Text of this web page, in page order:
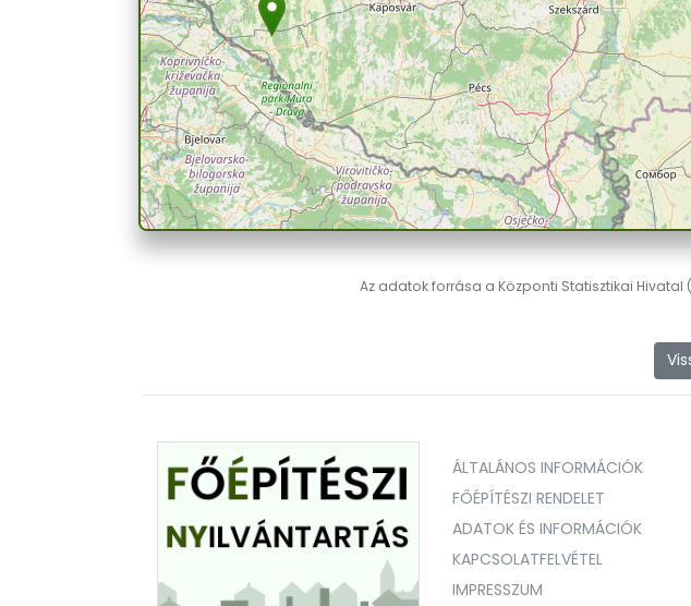
Az adatok forrása a Központi Statisztikai Hivatal
ÁLTALÁNOS INFORMÁCIÓK
FŐÉPÍTÉSZI RENDELET
ADATOK ÉS INFORMÁCIÓK
KAPCSOLATFELVÉTEL
IMPRESSZUM